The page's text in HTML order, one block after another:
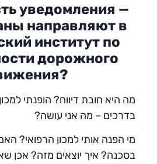
уведомления —
направляют в
институт по
дорожного
מה היא חובת דיווח? הופנתי
בדרכים – מה אני עושה?
מי הפנה אותי למכון הרפואי?
בסכנה? איך יוצאים מזה? אכן